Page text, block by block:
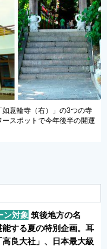
如意輪寺（右）」の3つの寺
スポットで今年後半の開運
ン対象 筑後地方の名
する夏の特別企画。耳
良大社」、日本最大級